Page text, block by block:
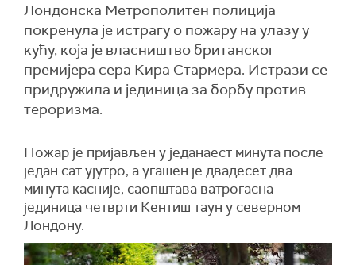
Лондонска Метрополитен полиција
покренула је истрагу о пожару на улазу у
кућу, која је власништво британског
премијера сера Кира Стармера. Истрази се
придружила и јединица за борбу против
тероризма.
Пожар је пријављен у једанаест минута после
један сат ујутро, а угашен је двадесет два
минута касније, саопштава ватрогасна
јединица четврти Кентиш таун у северном
Лондону.